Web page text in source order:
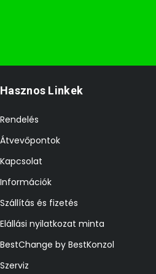
Hasznos Linkek
Rendelés
Átvevőpontok
Kapcsolat
Információk
Szállítás és fizetés
Elállási nyilatkozat minta
BestChange by BestKonzol
Szerviz